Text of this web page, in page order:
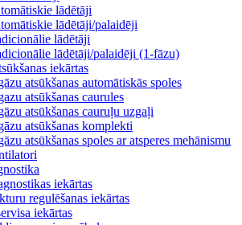
lādētāji
lādētāji/palaidēji
lādētāji
lādētāji/palaidēji (1-fāzu)
iekārtas
atsūkšanas automātiskās spoles
atsūkšanas caurules
atsūkšanas cauruļu uzgaļi
atsūkšanas komplekti
atsūkšanas spoles ar atsperes mehānismu
iekārtas
regulēšanas iekārtas
iekārtas